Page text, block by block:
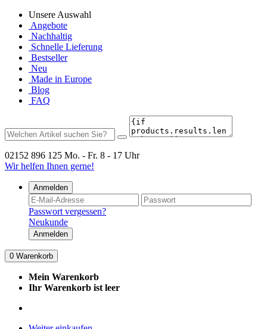
Unsere Auswahl
Angebote
Nachhaltig
Schnelle Lieferung
Bestseller
Neu
Made in Europe
Blog
FAQ
02152 896 125 Mo. - Fr. 8 - 17 Uhr
Wir helfen Ihnen gerne!
Anmelden
Passwort vergessen?
Neukunde
Anmelden
0 Warenkorb
Mein Warenkorb
Ihr Warenkorb ist leer